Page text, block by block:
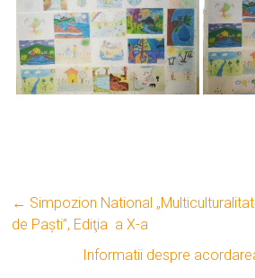
← Simpozion National
de Paști”, Ediţia a X-a
Informatii despre